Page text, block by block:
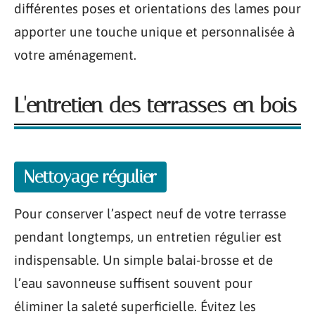
différentes poses et orientations des lames pour
apporter une touche unique et personnalisée à
votre aménagement.
L'entretien des terrasses en bois
Nettoyage régulier
Pour conserver l’aspect neuf de votre terrasse
pendant longtemps, un entretien régulier est
indispensable. Un simple balai-brosse et de
l’eau savonneuse suffisent souvent pour
éliminer la saleté superficielle. Évitez les